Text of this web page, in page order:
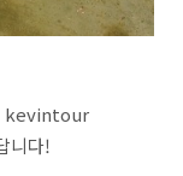
kevintour
니다!